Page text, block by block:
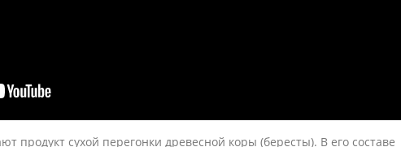
продукт сухой перегонки древесной коры (бересты). В его составе